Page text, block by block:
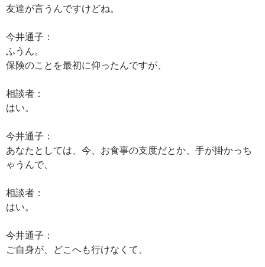
友達が言うんですけどね。
今井通子：
ふうん。
保険のことを最初に仰ったんですが、
相談者：
はい。
今井通子：
あなたとしては、今、お食事の支度だとか、手が掛かっち
ゃうんで、
相談者：
はい。
今井通子：
ご自身が、どこへも行けなくて、